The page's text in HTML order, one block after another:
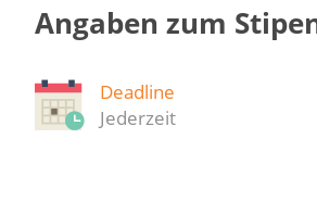
Angaben zum
Deadline
Jederzeit